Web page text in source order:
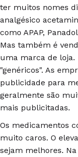
ter muitos nomes
analgésico
como APAP,
Mas também é
uma marca de loja.
"genéricos". As
publicidade para
geralmente são
mais publicitadas.
Os medicamentos
muito caros. O
sejam melhores.